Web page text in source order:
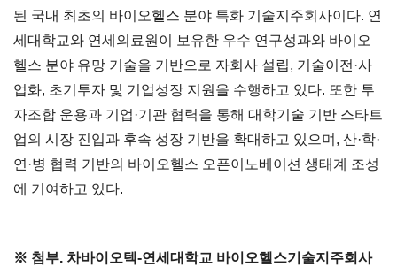
된 국내 최초의 바이오헬스 분야 특화 기술지주회사이다. 연
세대학교와 연세의료원이 보유한 우수 연구성과와 바이오
헬스 분야 유망 기술을 기반으로 자회사 설립, 기술이전·사
업화, 초기투자 및 기업성장 지원을 수행하고 있다. 또한 투
자조합 운용과 기업·기관 협력을 통해 대학기술 기반 스타트
업의 시장 진입과 후속 성장 기반을 확대하고 있으며, 산·학·
연·병 협력 기반의 바이오헬스 오픈이노베이션 생태계 조성
에 기여하고 있다.
※ 첨부. 차바이오텍-연세대학교 바이오헬스기술지주회사